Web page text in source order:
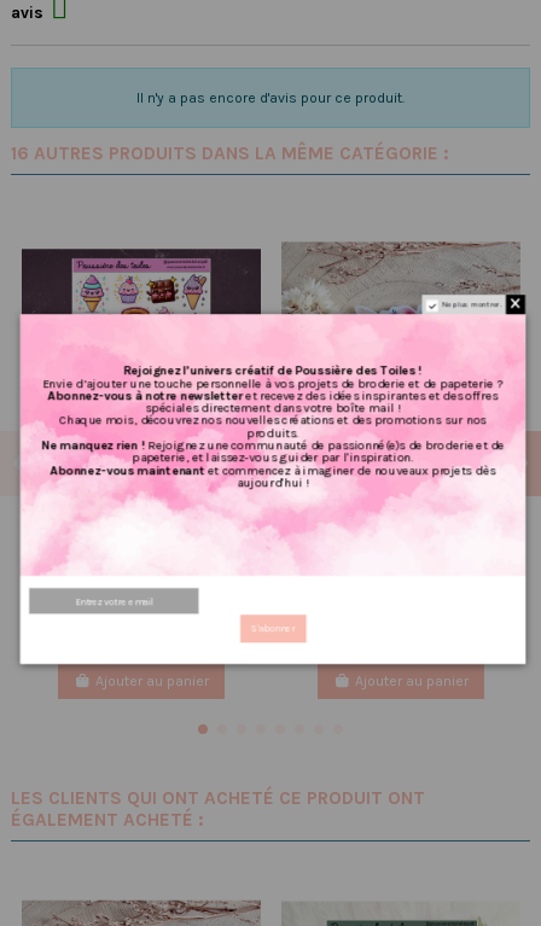
avis 
Il n'y a pas encore d'avis pour ce produit.
16 AUTRES PRODUITS DANS LA MÊME CATÉGORIE :
Réf 71 Feuille d’autocollants,
2,08 €
1.67 €
PRIX VIP👑
Ajouter au panier
Poussière à aiguilles : fée de
Ajouter au panier
LES CLIENTS QUI ONT ACHETÉ CE PRODUIT ONT
ÉGALEMENT ACHETÉ :
Ne plus montrer.
Rejoignez l’univers créatif de Poussière des Toiles !
Envie d’ajouter une touche personnelle à vos projets de broderie et de papeterie ?
Abonnez-vous à notre newsletteret recevez des idées inspirantes et des offres
spéciales directement dans votre boîte mail !
Chaque mois, découvrez nos nouvelles créations et des promotions sur nos
produits.
Ne manquez rien !Rejoignez une communauté de passionné(e)s de broderie et de
papeterie, et laissez-vous guider par l'inspiration.
Abonnez-vous maintenantet commencez à imaginer de nouveaux projets dès
aujourd'hui !
S'abonner